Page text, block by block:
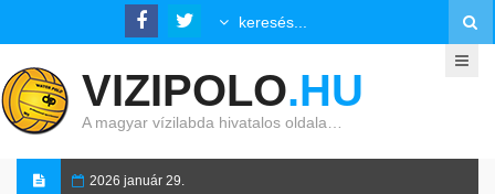
VIZIPOLO.HU
A magyar vízilabda hivatalos oldala…
2026 január 29.